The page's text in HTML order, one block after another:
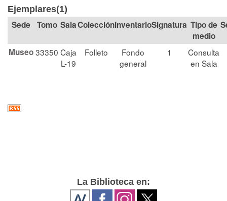
Ejemplares(1)
Tomo SalaColección Signatura Tipo de
medio
Museo33350 Caja
L-19
Folleto
Fondo
general
1
Consulta
en Sala
La Biblioteca en: